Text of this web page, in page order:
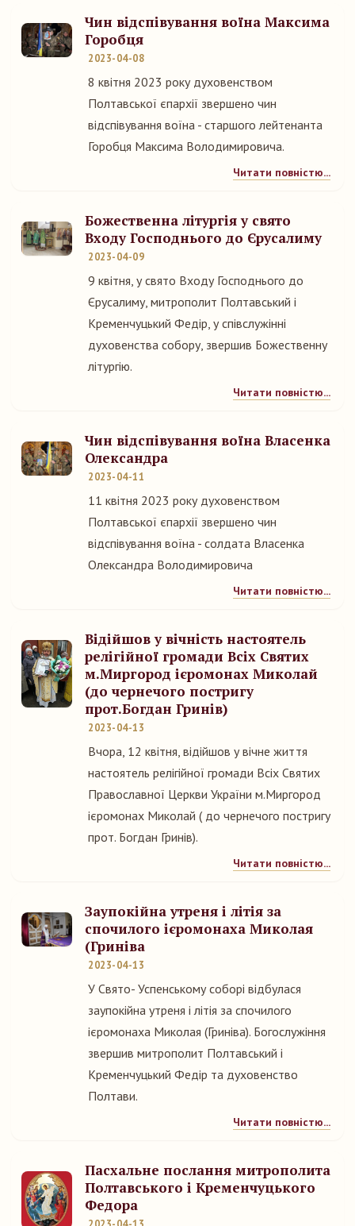
Чин відспівування воїна Максима
Горобця
2023-04-08
8 квітня 2023 року духовенством
Полтавської єпархії звершено чин
відспівування воїна - старшого лейтенанта
Горобця Максима Володимировича.
Читати повністю...
Божественна літургія у свято
Входу Господнього до Єрусалиму
2023-04-09
9 квітня, у свято Входу Господнього до
Єрусалиму, митрополит Полтавський і
Кременчуцький Федір, у співслужінні
духовенства собору, звершив Божественну
літургію.
Читати повністю...
Чин відспівування воїна Власенка
Олександра
2023-04-11
11 квітня 2023 року духовенством
Полтавської єпархії звершено чин
відспівування воїна - солдата Власенка
Олександра Володимировича
Читати повністю...
Відійшов у вічність настоятель
релігійної громади Всіх Святих
м.Миргород ієромонах Миколай
(до чернечого постригу
прот.Богдан Гринів)
2023-04-13
Вчора, 12 квітня, відійшов у вічне життя
настоятель релігійної громади Всіх Святих
Православної Церкви України м.Миргород
ієромонах Миколай ( до чернечого постригу
прот. Богдан Гринів).
Читати повністю...
Заупокійна утреня і літія за
спочилого ієромонаха Миколая
(Гриніва
2023-04-13
У Свято- Успенському соборі відбулася
заупокійна утреня і літія за спочилого
ієромонаха Миколая (Гриніва). Богослужіння
звершив митрополит Полтавський і
Кременчуцький Федір та духовенство
Полтави.
Читати повністю...
Пасхальне послання митрополита
Полтавського і Кременчуцького
Федора